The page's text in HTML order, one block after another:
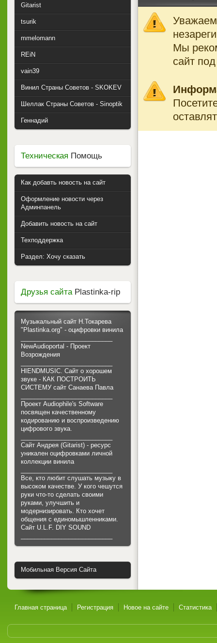
Мы
сайт
Gitarist
tsurik
mmelomann
REiN
vain39
Винил Страны Советов - SKOKEV
Шеллак Страны Советов - Sinoptik
Геннадий
Техническая Помощь
Как добавть новость на сайт
Оформление новости через
Админпанель
Добавить новость на сайт
Техподдержка
Раздел: Хочу сказать
Друзья сайтаPlastinka-rip
Музыкальный сайт Н.Токарева
"Plastinka.org" - оцифровки винила
NewAudioportal - Проект
Возрождения
HIENDMUSIC. Сайт о хорошем
звуке - КАК ПОСТРОИТЬ
СИСТЕМУ сайт Санаева Павла
Проект Audiophile's Software
посвящен качественному
кодированию и воспроизведению
цифрового звука.
Сайт Андрея (Gitarist) - ресурс
уникален оцифровками личной
коллекции винила
Все, кто любит слушать музыку в
высоком качестве. У кого чешутся
руки что-то сделать своими
руками, улучшить и
модернизировать. Кто хочет
общения с единомышленниками.
Cайт U.L.F. DIY SOUND
Мобильная Версия Сайта
Главная страница Регистрация Новое на сайте Статистика